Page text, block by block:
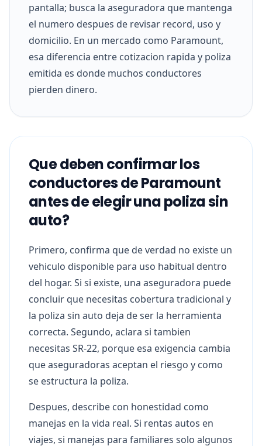
pantalla; busca la aseguradora que mantenga
el numero despues de revisar record, uso y
domicilio. En un mercado como Paramount,
esa diferencia entre cotizacion rapida y poliza
emitida es donde muchos conductores
pierden dinero.
Que deben confirmar los
conductores de Paramount
antes de elegir una poliza sin
auto?
Primero, confirma que de verdad no existe un
vehiculo disponible para uso habitual dentro
del hogar. Si si existe, una aseguradora puede
concluir que necesitas cobertura tradicional y
la poliza sin auto deja de ser la herramienta
correcta. Segundo, aclara si tambien
necesitas SR-22, porque esa exigencia cambia
que aseguradoras aceptan el riesgo y como
se estructura la poliza.
Despues, describe con honestidad como
manejas en la vida real. Si rentas autos en
viajes, si manejas para familiares solo algunos